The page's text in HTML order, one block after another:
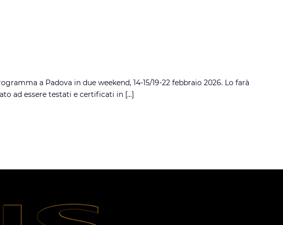
a Padova in due weekend, 14-15/19-22 febbraio 2026. Lo farà
ad essere testati e certificati in […]